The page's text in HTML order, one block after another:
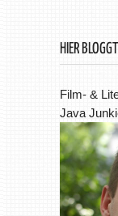
HIER
Film- &
Java